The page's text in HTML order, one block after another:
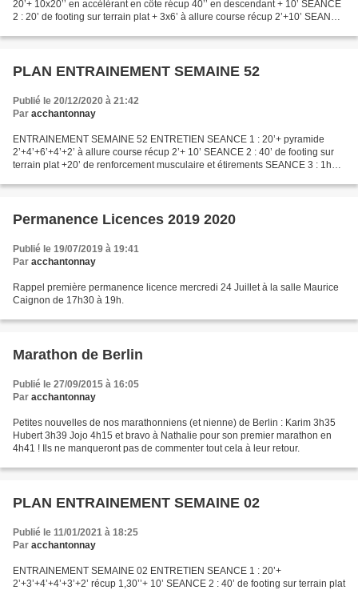
20’+ 10x20’’ en accélérant en côte récup 40’’ en descendant + 10’ SEANCE
2 : 20’ de footing sur terrain plat + 3x6’ à allure course récup 2’+10’ SEANCE
PLAN ENTRAINEMENT SEMAINE 52
Publié le 20/12/2020 à 21:42
Par acchantonnay
ENTRAINEMENT SEMAINE 52 ENTRETIEN SEANCE 1 : 20’+ pyramide
2’+4’+6’+4’+2’ à allure course récup 2’+ 10’ SEANCE 2 : 40’ de footing sur
terrain plat +20’ de renforcement musculaire et étirements SEANCE 3 : 1h30’
Permanence Licences 2019 2020
Publié le 19/07/2019 à 19:41
Par acchantonnay
Rappel première permanence licence mercredi 24 Juillet à la salle Maurice
Caignon de 17h30 à 19h.
Marathon de Berlin
Publié le 27/09/2015 à 16:05
Par acchantonnay
Petites nouvelles de nos marathonniens (et nienne) de Berlin : Karim 3h35
Hubert 3h39 Jojo 4h15 et bravo à Nathalie pour son premier marathon en
4h41 ! Ils ne manqueront pas de commenter tout cela à leur retour.
PLAN ENTRAINEMENT SEMAINE 02
Publié le 11/01/2021 à 18:25
Par acchantonnay
ENTRAINEMENT SEMAINE 02 ENTRETIEN SEANCE 1 : 20’+
2’+3’+4’+4’+3’+2’ récup 1,30’’+ 10’ SEANCE 2 : 40’ de footing sur terrain plat